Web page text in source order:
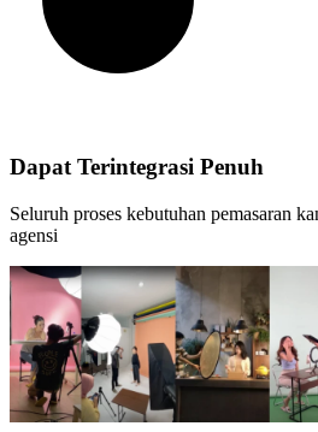
Dapat Terintegrasi Penuh
Seluruh proses kebutuhan pemasaran
agensi